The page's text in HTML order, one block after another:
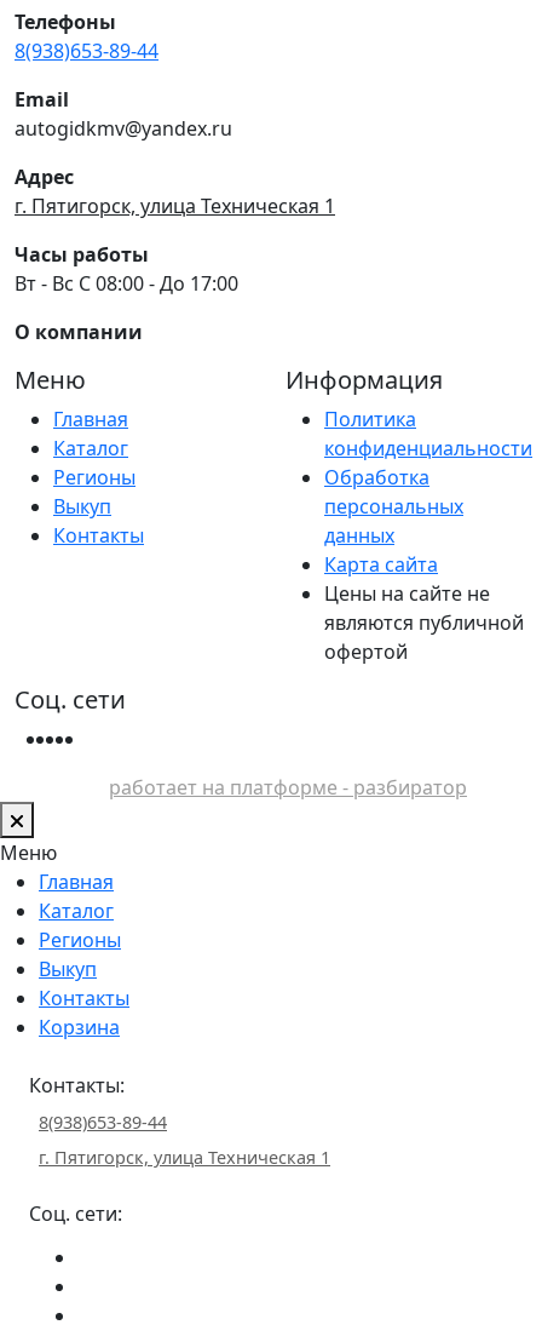
Телефоны
8(938)653-89-44
Email
autogidkmv@yandex.ru
Адрес
г. Пятигорск, улица Техническая 1
Часы работы
Вт - Вс С 08:00 - До 17:00
О компании
Меню
Главная
Каталог
Регионы
Выкуп
Контакты
Информация
Политика
конфиденциальности
Обработка
персональных
данных
Карта сайта
Цены на сайте не
являются публичной
офертой
Соц. сети
работает на платформе - разбиратор
Меню
Главная
Каталог
Регионы
Выкуп
Контакты
Корзина
Контакты:
8(938)653-89-44
г. Пятигорск, улица Техническая 1
Соц. сети: